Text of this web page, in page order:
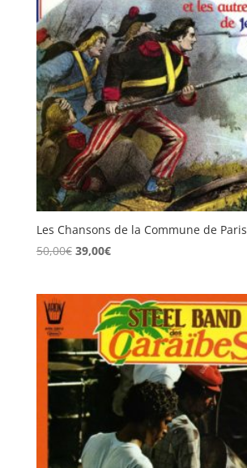
Les Chansons de la Commune de Paris
50,00€ Le
était :
50,00€.
39,00€Le
est :
39,00€.